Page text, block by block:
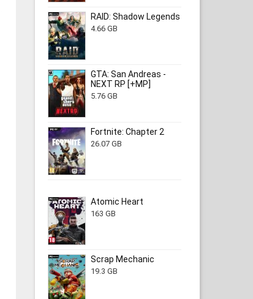
RAID: Shadow Legends
4.66 GB
GTA: San Andreas -
NEXT RP [+MP]
5.76 GB
Fortnite: Chapter 2
26.07 GB
Atomic Heart
163 GB
Scrap Mechanic
19.3 GB